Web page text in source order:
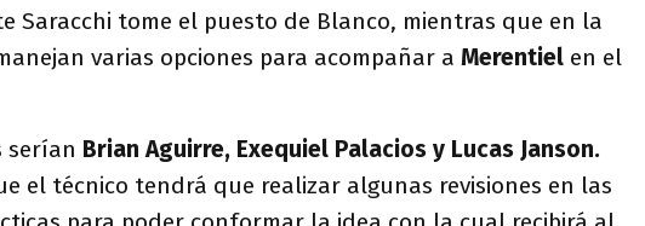
Saracchi tome el puesto de Blanco, mientras que en la
varias opciones para acompañar a Merentiel en el
serían Brian Aguirre, Exequiel Palacios y Lucas Janson.
el técnico tendrá que realizar algunas revisiones en las